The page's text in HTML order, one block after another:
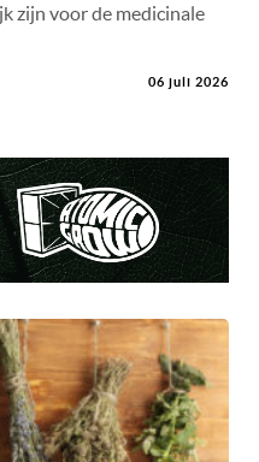
zijn voor de medicinale
06 juli 2026